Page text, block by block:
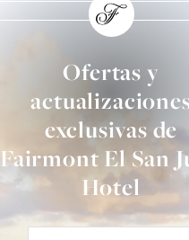
Ofertas y
exclusivas de
Fairmont El San
Hotel